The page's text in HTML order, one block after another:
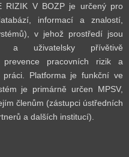
RIZIK V BOZP je určený pro
informací a znalostí,
v jehož prostředí jsou
a uživatelsky přívětivě
pracovních rizik a
Platforma je funkční ve
je primárně určen MPSV,
členům (zástupci ústředních
a dalších institucí).